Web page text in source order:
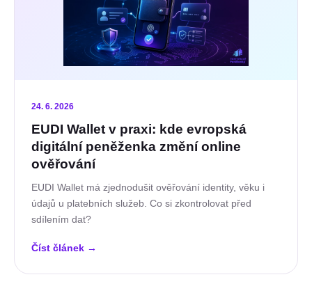
24. 6. 2026
EUDI Wallet v praxi: kde evropská
digitální peněženka změní online
ověřování
EUDI Wallet má zjednodušit ověřování identity, věku i
údajů u platebních služeb. Co si zkontrolovat před
sdílením dat?
Číst článek →